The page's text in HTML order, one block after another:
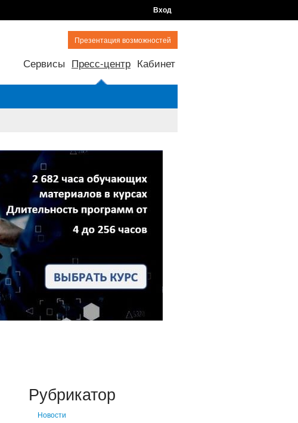
Вход
Презентация возможностей
Сервисы Пресс-центр Кабинет
Рубрикатор
Новости